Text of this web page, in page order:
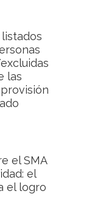
listados
las
el SMA
el
el logro